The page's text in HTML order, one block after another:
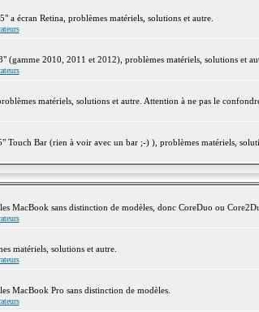
a écran Retina, problèmes matériels, solutions et autre.
(gamme 2010, 2011 et 2012), problèmes matériels, solutions et
matériels, solutions et autre. Attention à ne pas le
Touch Bar (rien à voir avec un bar ;-) ), problèmes matériels,
MacBook sans distinction de modèles, donc CoreDuo ou
matériels, solutions et autre.
MacBook Pro sans distinction de modèles.